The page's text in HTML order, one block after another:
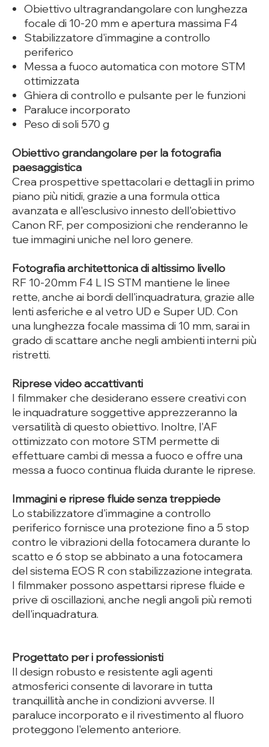
Obiettivo ultragrandangolare con lunghezza
focale di 10-20 mm e apertura massima F4
Stabilizzatore d'immagine a controllo
periferico
Messa a fuoco automatica con motore STM
ottimizzata
Ghiera di controllo e pulsante per le funzioni
Paraluce incorporato
Peso di soli 570 g
Obiettivo grandangolare per la fotografia
paesaggistica
Crea prospettive spettacolari e dettagli in primo
piano più nitidi, grazie a una formula ottica
avanzata e all'esclusivo innesto dell'obiettivo
Canon RF, per composizioni che renderanno le
tue immagini uniche nel loro genere.
Fotografia architettonica di altissimo livello
RF 10-20mm F4 L IS STM mantiene le linee
rette, anche ai bordi dell'inquadratura, grazie alle
lenti asferiche e al vetro UD e Super UD. Con
una lunghezza focale massima di 10 mm, sarai in
grado di scattare anche negli ambienti interni più
ristretti.
Riprese video accattivanti
I filmmaker che desiderano essere creativi con
le inquadrature soggettive apprezzeranno la
versatilità di questo obiettivo. Inoltre, l'AF
ottimizzato con motore STM permette di
effettuare cambi di messa a fuoco e offre una
messa a fuoco continua fluida durante le riprese.
Immagini e riprese fluide senza treppiede
Lo stabilizzatore d'immagine a controllo
periferico fornisce una protezione fino a 5 stop
contro le vibrazioni della fotocamera durante lo
scatto e 6 stop se abbinato a una fotocamera
del sistema EOS R con stabilizzazione integrata.
I filmmaker possono aspettarsi riprese fluide e
prive di oscillazioni, anche negli angoli più remoti
dell'inquadratura.
Progettato per i professionisti
Il design robusto e resistente agli agenti
atmosferici consente di lavorare in tutta
tranquillità anche in condizioni avverse. Il
paraluce incorporato e il rivestimento al fluoro
proteggono l'elemento anteriore.